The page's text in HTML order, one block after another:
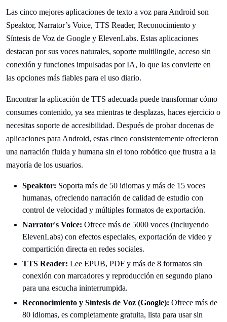
Las cinco mejores aplicaciones de texto a voz para Android son
Speaktor, Narrator’s Voice, TTS Reader, Reconocimiento y
Síntesis de Voz de Google y ElevenLabs. Estas aplicaciones
destacan por sus voces naturales, soporte multilingüe, acceso sin
conexión y funciones impulsadas por IA, lo que las convierte en
las opciones más fiables para el uso diario.
Encontrar la aplicación de TTS adecuada puede transformar cómo
consumes contenido, ya sea mientras te desplazas, haces ejercicio o
necesitas soporte de accesibilidad. Después de probar docenas de
aplicaciones para Android, estas cinco consistentemente ofrecieron
una narración fluida y humana sin el tono robótico que frustra a la
mayoría de los usuarios.
Speaktor: Soporta más de 50 idiomas y más de 15 voces
humanas, ofreciendo narración de calidad de estudio con
control de velocidad y múltiples formatos de exportación.
Narrator's Voice: Ofrece más de 5000 voces (incluyendo
ElevenLabs) con efectos especiales, exportación de video y
compartición directa en redes sociales.
TTS Reader: Lee EPUB, PDF y más de 8 formatos sin
conexión con marcadores y reproducción en segundo plano
para una escucha ininterrumpida.
Reconocimiento y Síntesis de Voz (Google): Ofrece más de
80 idiomas, es completamente gratuita, lista para usar sin